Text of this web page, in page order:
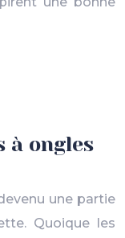
à ongles
une partie
Quoique les